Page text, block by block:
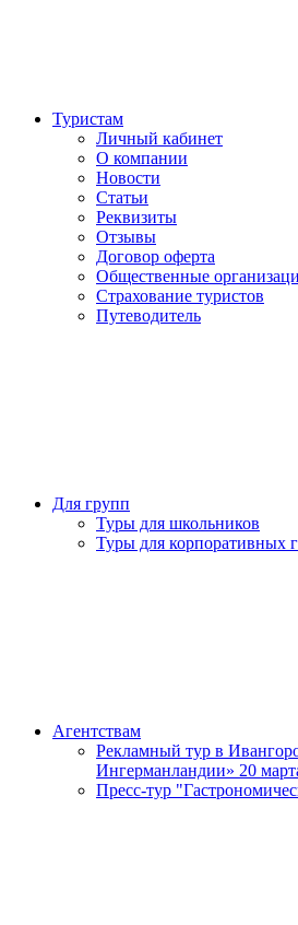
Туристам
Личный кабинет
О компании
Новости
Статьи
Реквизиты
Отзывы
Договор оферта
Общественные
Страхование туристов
Путеводитель
Для групп
Туры для школьников
Туры для корпоративных
Агентствам
Рекламный тур в
Ингерманландии» 20
Пресс-тур